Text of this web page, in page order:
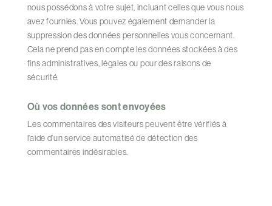
nous possédons à votre sujet, incluant celles que vous nous
avez fournies. Vous pouvez également demander la
suppression des données personnelles vous concernant.
Cela ne prend pas en compte les données stockées à des
fins administratives, légales ou pour des raisons de
sécurité.
Où vos données sont envoyées
Les commentaires des visiteurs peuvent être vérifiés à
l’aide d’un service automatisé de détection des
commentaires indésirables.